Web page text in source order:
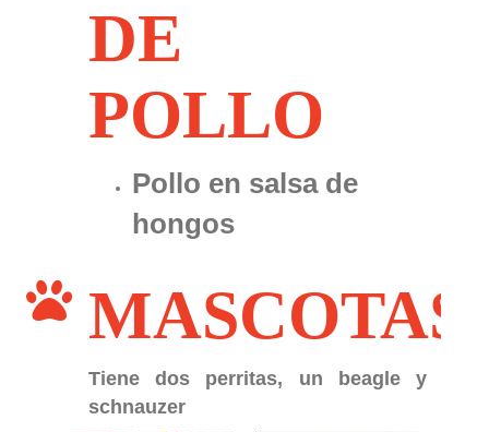
DE
POLLO
Pollo en salsa de
hongos
MASCOTAS
Tiene dos perritas, un beagle y un
schnauzer